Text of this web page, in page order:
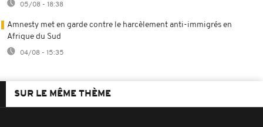
05/08 - 18:38
Amnesty met en garde contre le harcèlement anti-immigrés en
Afrique du Sud
04/08 - 15:35
SUR LE MÊME THÈME